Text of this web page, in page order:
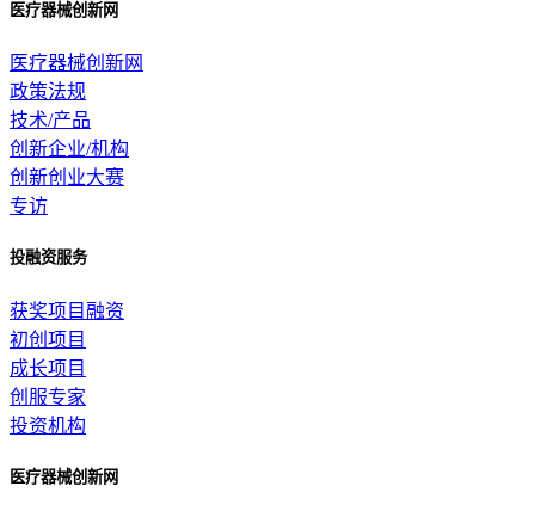
医疗器械创新网
医疗器械创新网
政策法规
技术/产品
创新企业/机构
创新创业大赛
专访
投融资服务
获奖项目融资
初创项目
成长项目
创服专家
投资机构
医疗器械创新网